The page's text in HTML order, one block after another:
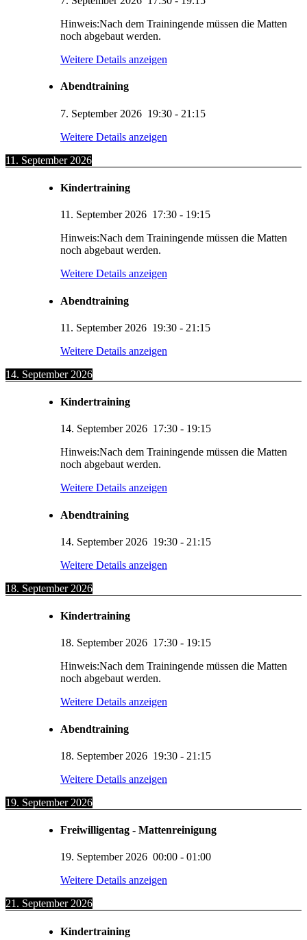
Hinweis:Nach dem Trainingende müssen die Matten
noch abgebaut werden.
Weitere Details anzeigen
Abendtraining
7. September 2026 19:30 - 21:15
Weitere Details anzeigen
11. September 2026
Kindertraining
11. September 2026 17:30 - 19:15
Hinweis:Nach dem Trainingende müssen die Matten
noch abgebaut werden.
Weitere Details anzeigen
Abendtraining
11. September 2026 19:30 - 21:15
Weitere Details anzeigen
14. September 2026
Kindertraining
14. September 2026 17:30 - 19:15
Hinweis:Nach dem Trainingende müssen die Matten
noch abgebaut werden.
Weitere Details anzeigen
Abendtraining
14. September 2026 19:30 - 21:15
Weitere Details anzeigen
18. September 2026
Kindertraining
18. September 2026 17:30 - 19:15
Hinweis:Nach dem Trainingende müssen die Matten
noch abgebaut werden.
Weitere Details anzeigen
Abendtraining
18. September 2026 19:30 - 21:15
Weitere Details anzeigen
19. September 2026
Freiwilligentag - Mattenreinigung
19. September 2026 00:00 - 01:00
Weitere Details anzeigen
21. September 2026
Kindertraining